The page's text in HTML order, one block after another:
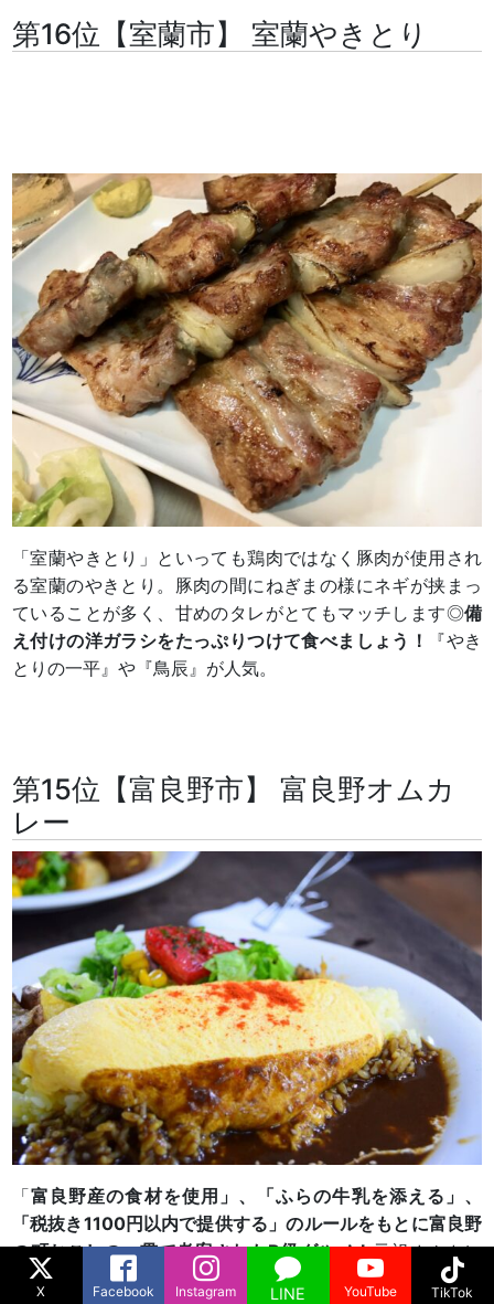
第16位【室蘭市】 室蘭やきとり
「室蘭やきとり」といっても鶏肉ではなく豚肉が使用され
る室蘭のやきとり。豚肉の間にねぎまの様にネギが挟まっ
ていることが多く、甘めのタレがとてもマッチします◎備
え付けの洋ガラシをたっぷりつけて食べましょう！
『やき
とりの一平』や『鳥辰』が人気。
第15位【富良野市】 富良野オムカ
レー
「富良野産の食材を使用」、「ふらの牛乳を添える」、
「税抜き1100円以内で提供する」のルールをもとに富良野
の町おこしの一貫で考案されたB級グルメ！元祖オムカレ
ーのお店で行列のできる人気店「唯我独尊」がオススメ！※
X Facebook Instagram LINE YouTube TikTok